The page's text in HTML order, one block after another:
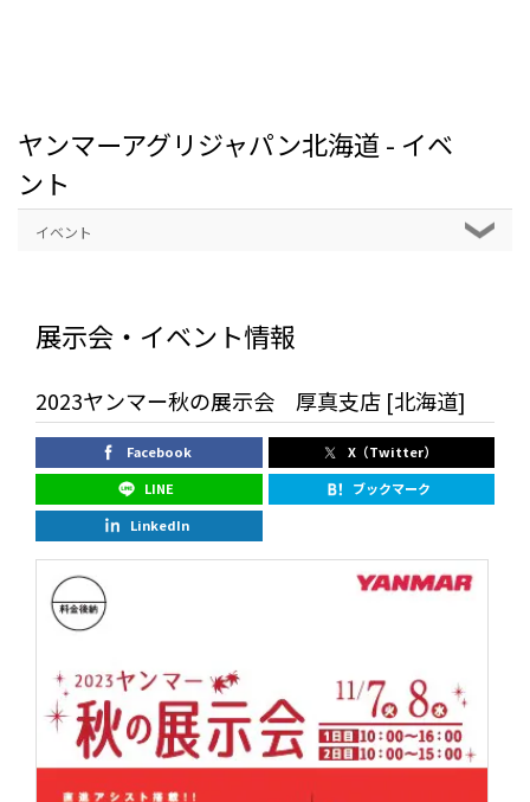
ヤンマーアグリジャパン北海道 - イベ
ント
イベント
展示会・イベント情報
2023ヤンマー秋の展示会 厚真支店 [北海道]
Facebook
X（Twitter）
LINE
ブックマーク
LinkedIn